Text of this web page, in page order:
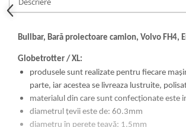
Proiectoare suplimentare, Camion,
Off Road
Proiectoare Full LED
Proiectoare Halogen plus LED
Dispozitive Avertizare
Accesorii Goarne Pneumatice
Autocolante reflectorizante si
fluorescente
Bullbar, Bară proiectoare camion, Volvo FH4,
Globetrotter / XL:
produsele sunt realizate pentru fiecare
parte, iar acestea se livreaza lustruite,
materialul din care sunt confecționate este
diametrul țevii este de: 60.3mm
diametru în perete țeavă: 1.5mm